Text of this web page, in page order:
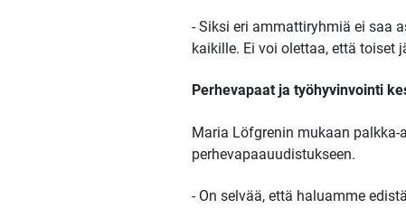
- Siksi eri ammattiryhmiä ei saa
kaikille. Ei voi olettaa, että toiset
Perhevapaat ja työhyvinvointi
Maria Löfgrenin mukaan
perhevapaauudistukseen.
- On selvää, että haluamme